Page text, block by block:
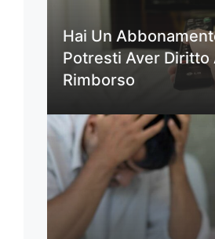
Hai Un
Potresti Aver Diritto
Rimborso